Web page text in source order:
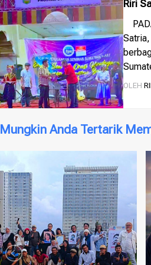
Riri
kelola
OLEH
Mungkin Anda Tertarik